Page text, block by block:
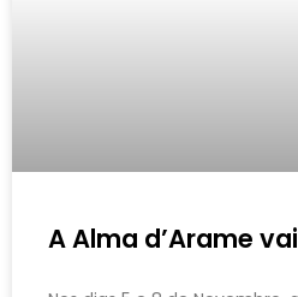
A Alma d’Arame